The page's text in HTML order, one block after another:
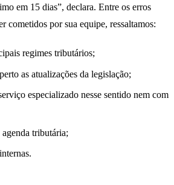
em 15 dias”, declara. Entre os erros
cometidos por sua equipe, ressaltamos:
regimes tributários;
as atualizações da legislação;
especializado nesse sentido nem com
tributária;